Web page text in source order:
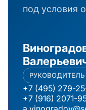
под условия
+7 (495) 279-
+7 (916) 2071-